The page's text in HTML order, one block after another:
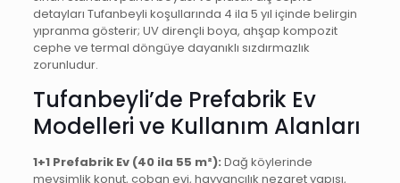
detayları Tufanbeyli koşullarında 4 ila 5 yıl içinde belirgin
yıpranma gösterir; UV dirençli boya, ahşap kompozit
cephe ve termal döngüye dayanıklı sızdırmazlık
zorunludur.
Tufanbeyli’de Prefabrik Ev
Modelleri ve Kullanım Alanları
1+1 Prefabrik Ev (40 ila 55 m²): Dağ köylerinde
mevsimlik konut, çoban evi, hayvancılık nezaret yapısı,